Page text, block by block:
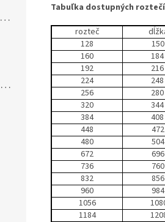
Nábytková knopka NOEMI chróm satén
Hettich 9195001 OrgaTray 440 701-800/441-520 mm antracit
Tabuľka dostupných
rozteč
128
150
160
184
192
216
224
248
256
280
320
344
384
408
448
472
480
504
672
696
736
760
832
856
960
984
1056
1184